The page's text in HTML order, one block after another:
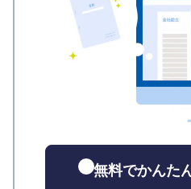
無料でかんた